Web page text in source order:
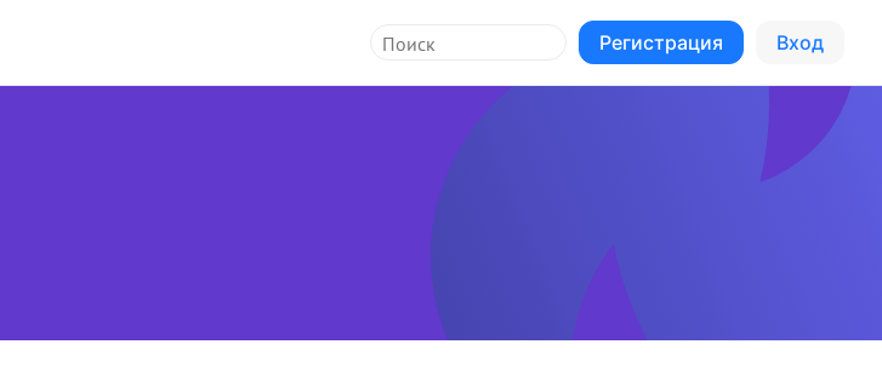
Регистрация Вход